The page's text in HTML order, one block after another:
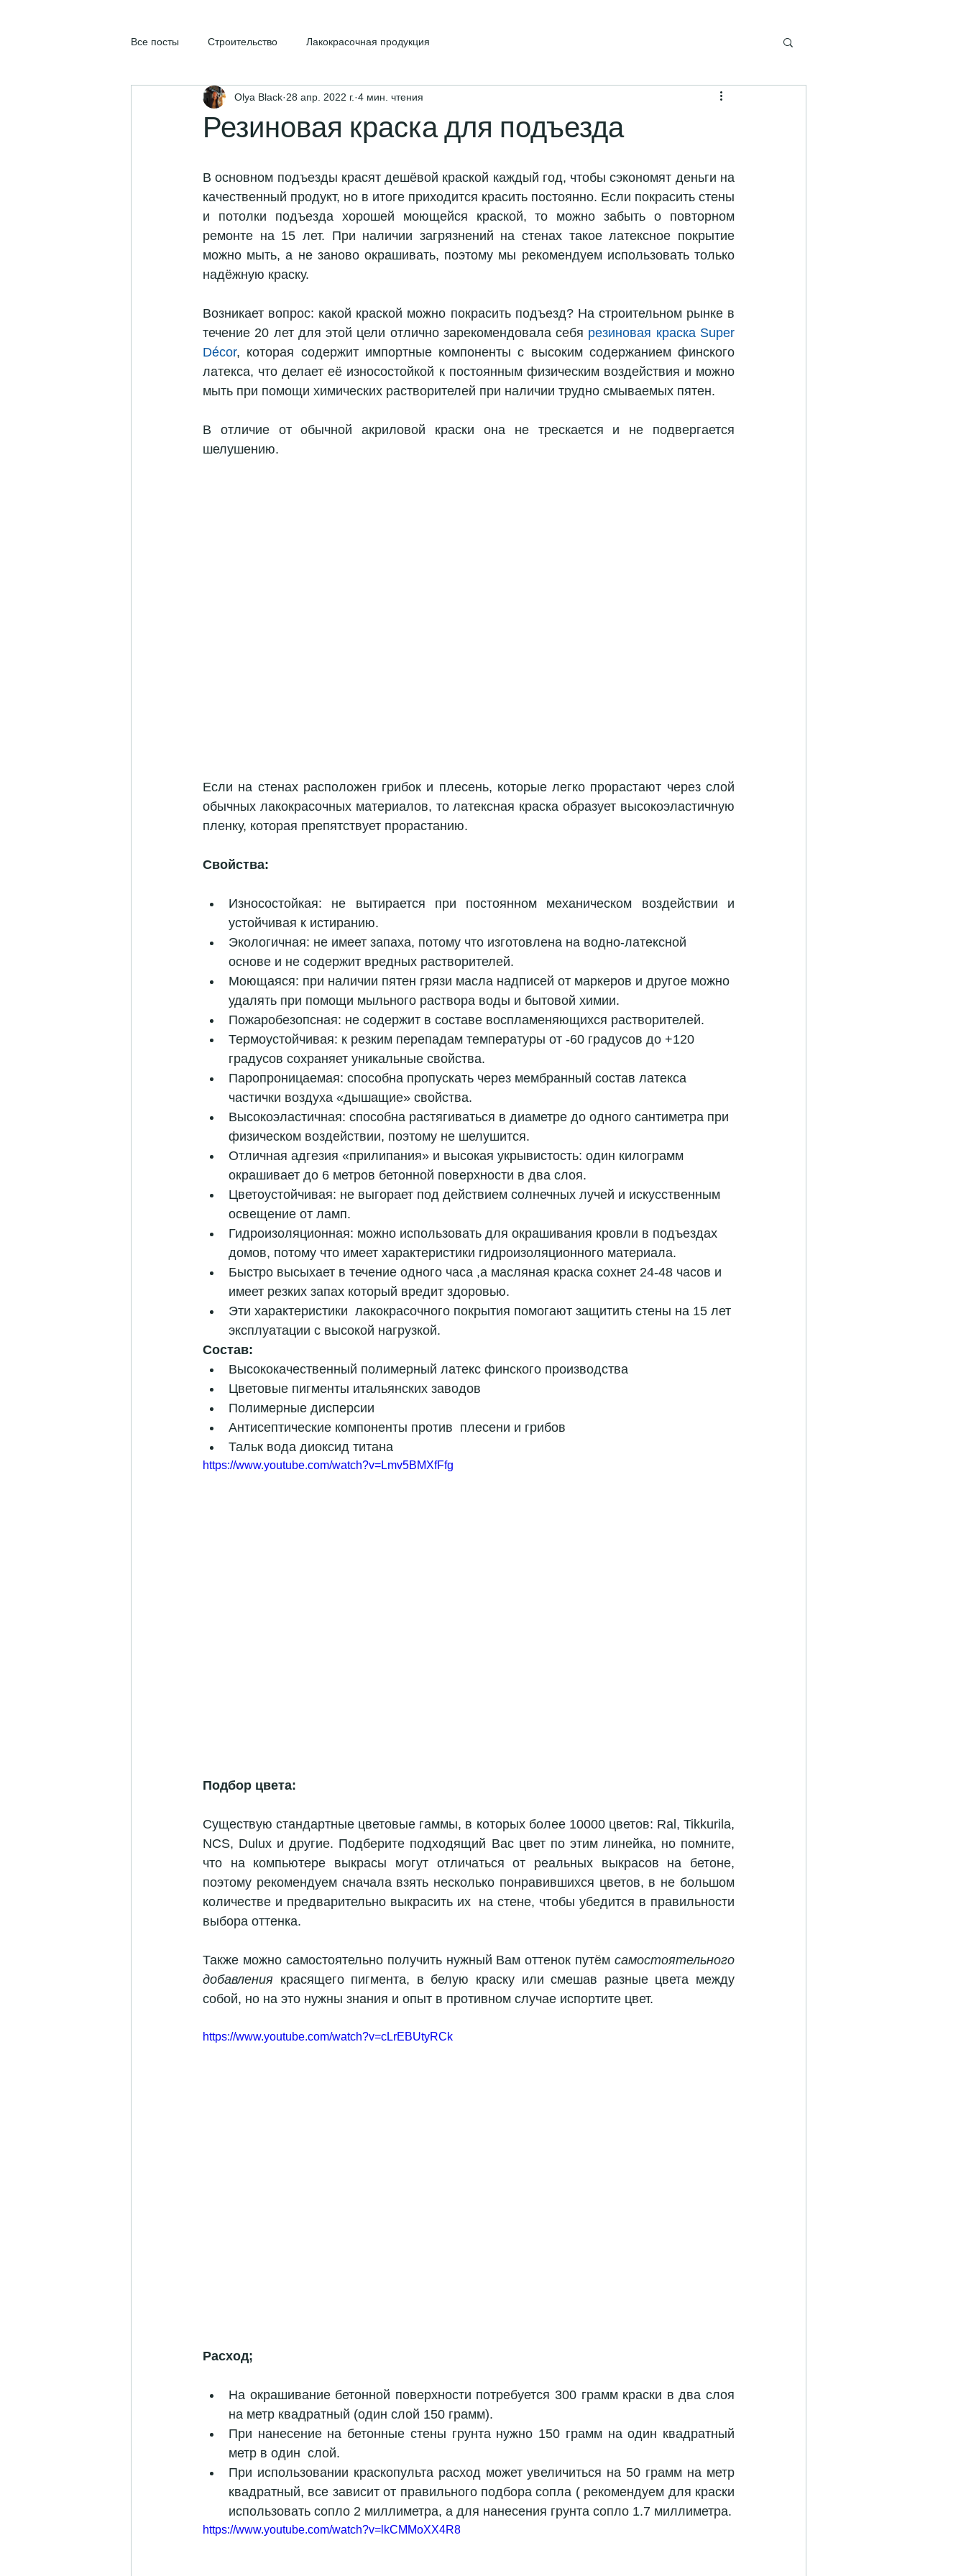
Все посты Строительство Лакокрасочная продукция
Резиновая краска для подъезда
Olya Black 28 апр. 2022 г. 4 мин. чтения
В основном подъезды красят дешёвой краской каждый год, чтобы сэкономят деньги на
качественный продукт, но в итоге приходится красить постоянно. Если покрасить стены
и потолки подъезда хорошей моющейся краской, то можно забыть о повторном
ремонте на 15 лет. При наличии загрязнений на стенах такое латексное покрытие
можно мыть, а не заново окрашивать, поэтому мы рекомендуем использовать только
надёжную краску.
Возникает вопрос: какой краской можно покрасить подъезд? На строительном рынке в
течение 20 лет для этой цели отлично зарекомендовала себя резиновая краска Super
Décor, которая содержит импортные компоненты с высоким содержанием финского
латекса, что делает её износостойкой к постоянным физическим воздействия и можно
мыть при помощи химических растворителей при наличии трудно смываемых пятен.
В отличие от обычной акриловой краски она не трескается и не подвергается
шелушению.
Если на стенах расположен грибок и плесень, которые легко прорастают через слой
обычных лакокрасочных материалов, то латексная краска образует высокоэластичную
пленку, которая препятствует прорастанию.
Свойства:
Износостойкая: не вытирается при постоянном механическом воздействии и
устойчивая к истиранию.
Экологичная: не имеет запаха, потому что изготовлена на водно-латексной
основе и не содержит вредных растворителей.
Моющаяся: при наличии пятен грязи масла надписей от маркеров и другое можно
удалять при помощи мыльного раствора воды и бытовой химии.
Пожаробезопсная: не содержит в составе воспламеняющихся растворителей.
Термоустойчивая: к резким перепадам температуры от -60 градусов до +120
градусов сохраняет уникальные свойства.
Паропроницаемая: способна пропускать через мембранный состав латекса
частички воздуха «дышащие» свойства.
Высокоэластичная: способна растягиваться в диаметре до одного сантиметра при
физическом воздействии, поэтому не шелушится.
Отличная адгезия «прилипания» и высокая укрывистость: один килограмм
окрашивает до 6 метров бетонной поверхности в два слоя.
Цветоустойчивая: не выгорает под действием солнечных лучей и искусственным
освещение от ламп.
Гидроизоляционная: можно использовать для окрашивания кровли в подъездах
домов, потому что имеет характеристики гидроизоляционного материала.
Быстро высыхает в течение одного часа ,а масляная краска сохнет 24-48 часов и
имеет резких запах который вредит здоровью.
Эти характеристики  лакокрасочного покрытия помогают защитить стены на 15 лет
эксплуатации с высокой нагрузкой.
Состав:
Высококачественный полимерный латекс финского производства
Цветовые пигменты итальянских заводов
Полимерные дисперсии
Антисептические компоненты против  плесени и грибов
Тальк вода диоксид титана
https://www.youtube.com/watch?v=Lmv5BMXfFfg
Подбор цвета:
Существую стандартные цветовые гаммы, в которых более 10000 цветов: Ral, Tikkurila,
NCS, Dulux и другие. Подберите подходящий Вас цвет по этим линейка, но помните,
что на компьютере выкрасы могут отличаться от реальных выкрасов на бетоне,
поэтому рекомендуем сначала взять несколько понравившихся цветов, в не большом
количестве и предварительно выкрасить их  на стене, чтобы убедится в правильности
выбора оттенка.
Также можно самостоятельно получить нужный Вам оттенок путём самостоятельного
добавления красящего пигмента, в белую краску или смешав разные цвета между
собой, но на это нужны знания и опыт в противном случае испортите цвет.
https://www.youtube.com/watch?v=cLrEBUtyRCk
Расход;
На окрашивание бетонной поверхности потребуется 300 грамм краски в два слоя
на метр квадратный (один слой 150 грамм).
При нанесение на бетонные стены грунта нужно 150 грамм на один квадратный
метр в один  слой.
При использовании краскопульта расход может увеличиться на 50 грамм на метр
квадратный, все зависит от правильного подбора сопла ( рекомендуем для краски
https://www.youtube.com/watch?v=lkCMMoXX4R8